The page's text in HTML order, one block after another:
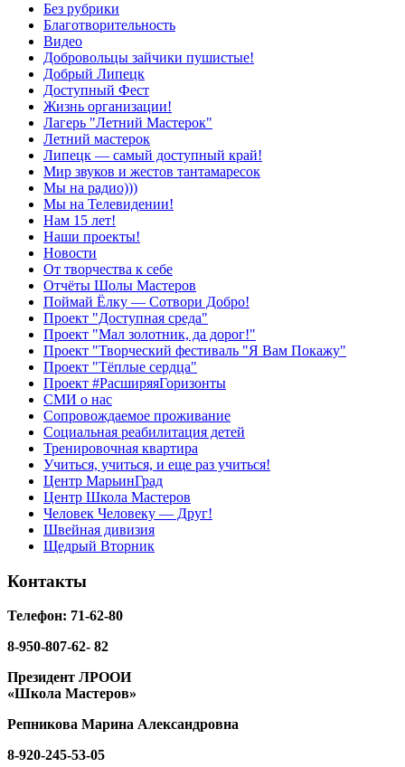
Без рубрики
Благотворительность
Видео
Добровольцы зайчики пушистые!
Добрый Липецк
Доступный Фест
Жизнь организации!
Лагерь "Летний Мастерок"
Летний мастерок
Липецк — самый доступный край!
Мир звуков и жестов тантамаресок
Мы на радио)))
Мы на Телевидении!
Нам 15 лет!
Наши проекты!
Новости
От творчества к себе
Отчёты Шолы Мастеров
Поймай Ёлку — Сотвори Добро!
Проект "Доступная среда"
Проект "Мал золотник, да дорог!"
Проект "Творческий фестиваль "Я Вам Покажу"
Проект "Тёплые сердца"
Проект #РасширяяГоризонты
СМИ о нас
Сопровождаемое проживание
Социальная реабилитация детей
Тренировочная квартира
Учиться, учиться, и еще раз учиться!
Центр МарьинГрад
Центр Школа Мастеров
Человек Человеку — Друг!
Швейная дивизия
Щедрый Вторник
Контакты
Телефон: 71-62-80
8-950-807-62- 82
Президент ЛРООИ
«Школа Мастеров»
Репникова Марина Александровна
8-920-245-53-05